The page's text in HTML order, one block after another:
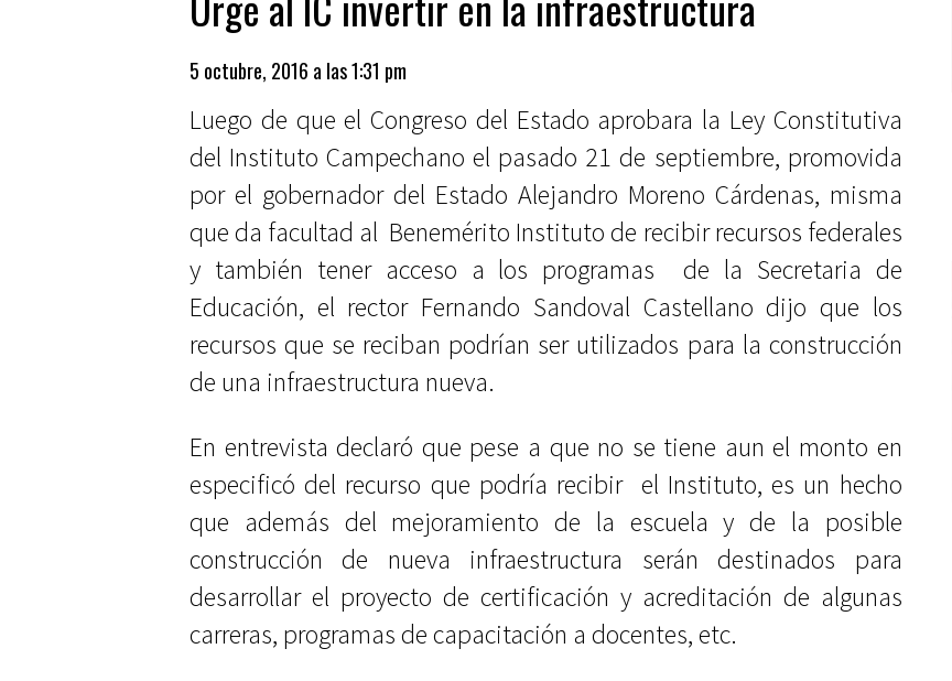
5 octubre, 2016 a las 1:31 pm
Luego de que el Congreso del Estado aprobara la Ley Constitutiva
del Instituto Campechano el pasado 21 de septiembre, promovida
por el gobernador del Estado Alejandro Moreno Cárdenas, misma
que da facultad al Benemérito Instituto de recibir recursos federales
y también tener acceso a los programas de la Secretaria de
Educación, el rector Fernando Sandoval Castellano dijo que los
recursos que se reciban podrían ser utilizados para la construcción
de una infraestructura nueva.
En entrevista declaró que pese a que no se tiene aun el monto en
especificó del recurso que podría recibir el Instituto, es un hecho
que además del mejoramiento de la escuela y de la posible
construcción de nueva infraestructura serán destinados para
desarrollar el proyecto de certificación y acreditación de algunas
carreras, programas de capacitación a docentes, etc.